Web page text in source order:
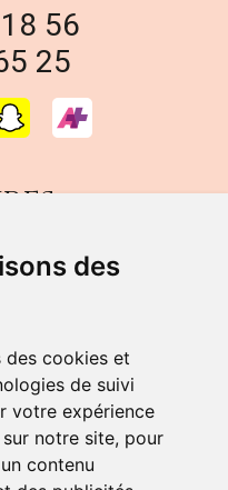
des
des cookies et
de suivi
votre expérience
notre site, pour
contenu
56
25
14h à 18h